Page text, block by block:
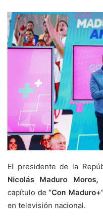
El presidente de la
Nicolás Maduro Moros,
capítulo de“Con
en televisión nacional.